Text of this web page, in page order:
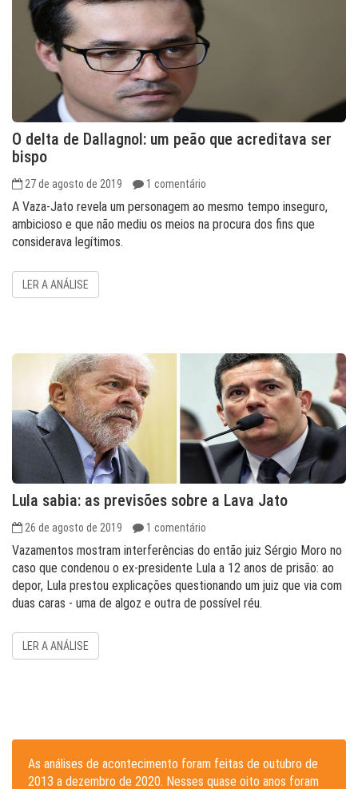
O delta de Dallagnol: um peão que acreditava ser
bispo
27 de agosto de 2019 1 comentário
A Vaza-Jato revela um personagem ao mesmo tempo inseguro,
ambicioso e que não mediu os meios na procura dos fins que
considerava legítimos.
LER A ANÁLISE
Lula sabia: as previsões sobre a Lava Jato
26 de agosto de 2019 1 comentário
Vazamentos mostram interferências do então juiz Sérgio Moro no
caso que condenou o ex-presidente Lula a 12 anos de prisão: ao
depor, Lula prestou explicações questionando um juiz que via com
duas caras - uma de algoz e outra de possível réu.
LER A ANÁLISE
As análises de acontecimento foram feitas de outubro de
2013 a dezembro de 2020. Nesses quase oito anos foram